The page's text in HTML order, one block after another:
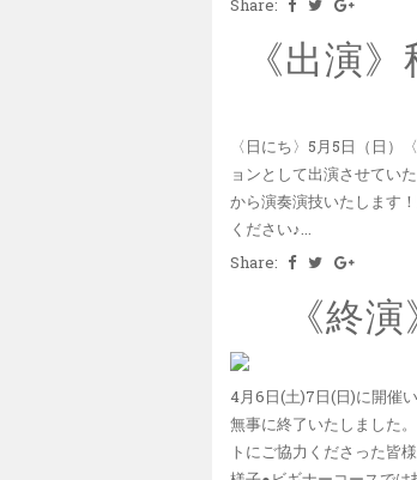
Share:
《出演
〈日にち〉5月5日（日）
ョンとして出演させてい
から演奏演技いたします
ください♪...
Share:
《終
4月6日(土)7日(日)に開催
無事に終了いたしました
トにご協力くださった皆